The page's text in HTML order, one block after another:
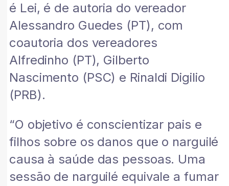
é Lei, é de autoria do vereador
Alessandro Guedes (PT), com
coautoria dos vereadores
Alfredinho (PT), Gilberto
Nascimento (PSC) e Rinaldi Digilio
(PRB).
“O objetivo é conscientizar pais e
filhos sobre os danos que o narguilé
causa à saúde das pessoas. Uma
sessão de narguilé equivale a fumar